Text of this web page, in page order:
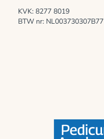
KVK: 8277 8019
BTW nr: NL003730307B77